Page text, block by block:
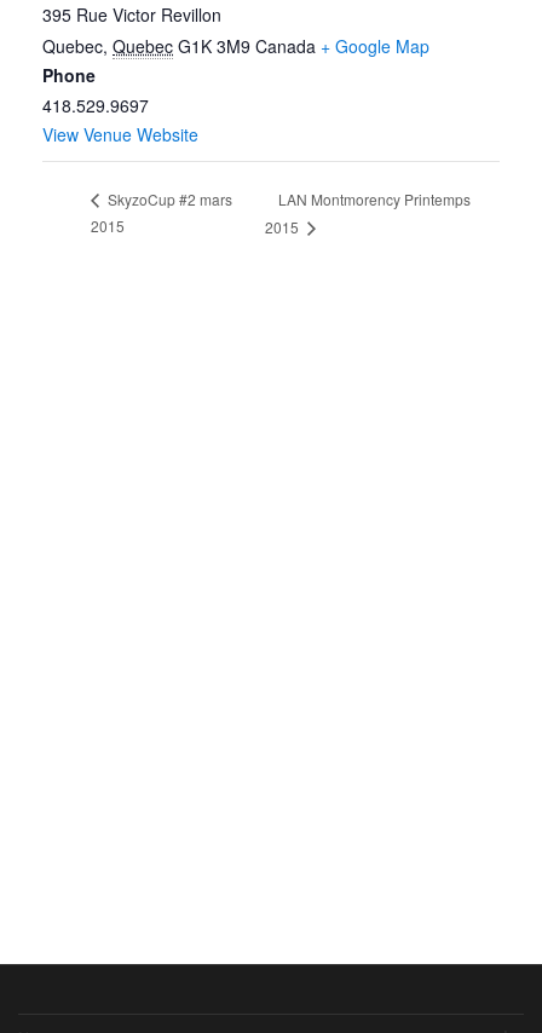
395 Rue Victor Revillon
Quebec, Quebec G1K 3M9 Canada + Google Map
Phone
418.529.9697
View Venue Website
SkyzoCup #2 mars
2015
LAN Montmorency Printemps
2015